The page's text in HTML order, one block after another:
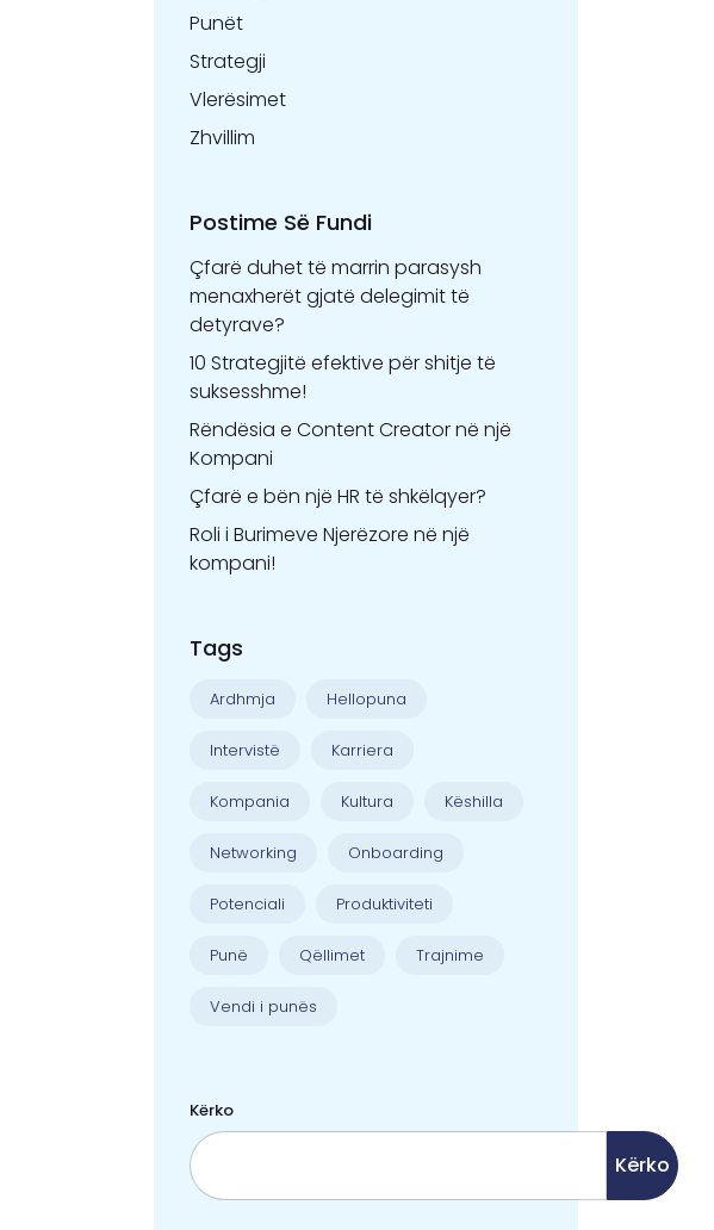
Punët
Strategji
Vlerësimet
Zhvillim
Postime Së Fundi
Çfarë duhet të marrin parasysh
menaxherët gjatë delegimit të
detyrave?
10 Strategjitë efektive për shitje të
suksesshme!
Rëndësia e Content Creator në një
Kompani
Çfarë e bën një HR të shkëlqyer?
Roli i Burimeve Njerëzore në një
kompani!
Tags
Ardhmja Hellopuna
Intervistë Karriera
Kompania Kultura Këshilla
Networking Onboarding
Potenciali Produktiviteti
Punë Qëllimet Trajnime
Vendi i punës
Kërko
Kërko